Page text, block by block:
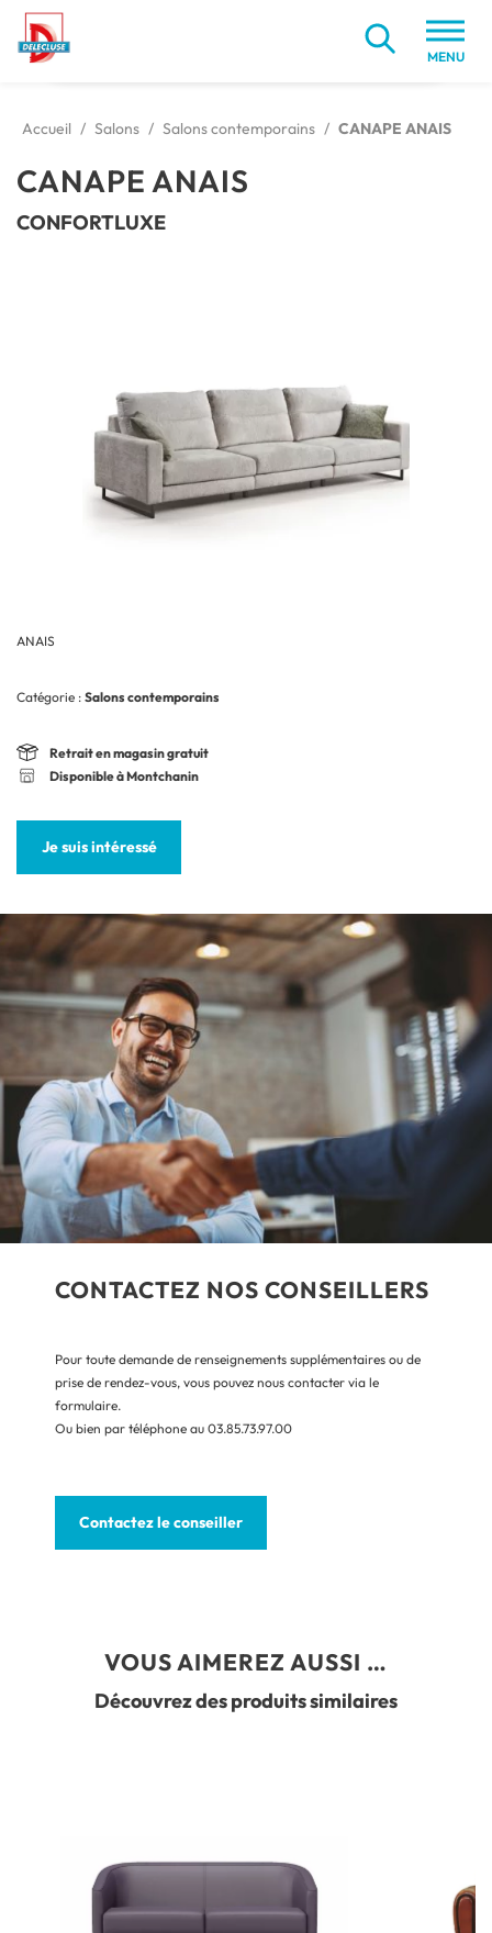
MENU
Accueil / Salons / Salons contemporains / CANAPE ANAIS
CANAPE ANAIS
CONFORTLUXE
ANAIS
Catégorie : Salons contemporains
Retrait en magasin gratuit
Disponible à Montchanin
Je suis intéressé
CONTACTEZ NOS CONSEILLERS
Pour toute demande de renseignements supplémentaires ou de
prise de rendez-vous, vous pouvez nous contacter via le
formulaire.
Ou bien par téléphone au 03.85.73.97.00
Contactez le conseiller
VOUS AIMEREZ AUSSI …
Découvrez des produits similaires